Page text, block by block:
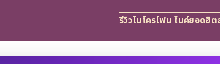
รีวิวไมโครโฟน ไมค์ยอดฮิ